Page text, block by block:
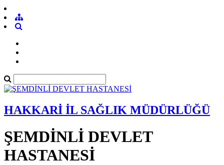
HAKKARİ İL SAĞLIK MÜDÜRLÜĞÜ
ŞEMDİNLİ DEVLET
HASTANESİ